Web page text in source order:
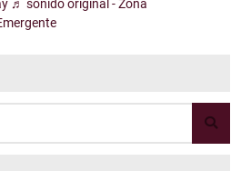
♬ sonido original - Zona